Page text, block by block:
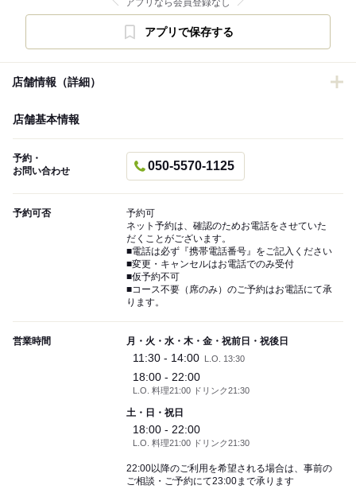
アプリなら会員登録なし
アプリで保存する
店舗情報（詳細）
店舗基本情報
予約・
お問い合わせ
050-5570-1125
予約可否
予約可
ネット予約は、確認のためお電話をさせていた
だくことがございます。
■電話は必ず『携帯電話番号』をご記入ください
■変更・キャンセルはお電話でのみ受付
■仮予約不可
■コース不要（席のみ）のご予約はお電話にて承
ります。
営業時間 月・火・水・木・金・祝前日・祝後日
11:30 - 14:00 L.O. 13:30
18:00 - 22:00
L.O. 料理21:00 ドリンク21:30
土・日・祝日
18:00 - 22:00
L.O. 料理21:00 ドリンク21:30
22:00以降のご利用を希望される場合は、事前の
ご相談・ご予約にて23:00まで承ります